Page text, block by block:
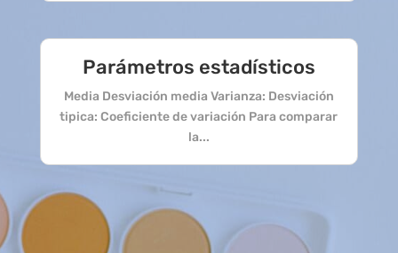
Parámetros estadísticos
Media Desviación media Varianza: Desviación
tipica: Coeficiente de variación Para comparar
la...